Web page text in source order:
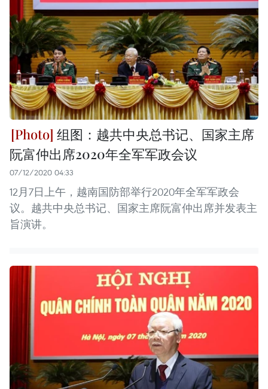
组图：越共中央总书记、国家主席
阮富仲出席2020年全军军政会议
07/12/2020 04:33
12月7日上午，越南国防部举行2020年全军军政会
议。越共中央总书记、国家主席阮富仲出席并发表主
旨演讲。